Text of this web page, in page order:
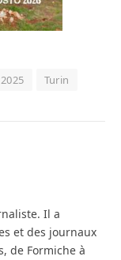
Turin
Il a
et des journaux
de Formiche à